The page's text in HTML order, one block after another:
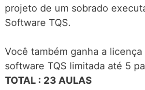
projeto de um sobrado
Software TQS.
Você também ganha a
software TQS limitada até 5
TOTAL : 23 AULAS